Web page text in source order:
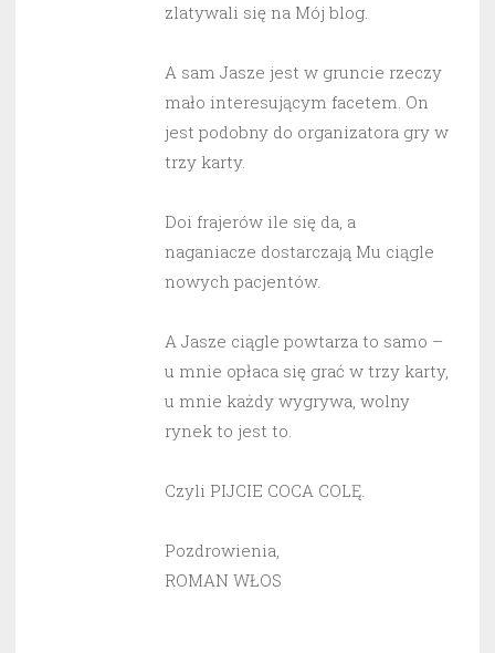
zlatywali się na Mój blog.
A sam Jasze jest w gruncie rzeczy
mało interesującym facetem. On
jest podobny do organizatora gry w
trzy karty.
Doi frajerów ile się da, a
naganiacze dostarczają Mu ciągle
nowych pacjentów.
A Jasze ciągle powtarza to samo –
u mnie opłaca się grać w trzy karty,
u mnie każdy wygrywa, wolny
rynek to jest to.
Czyli PIJCIE COCA COLĘ.
Pozdrowienia,
ROMAN WŁOS